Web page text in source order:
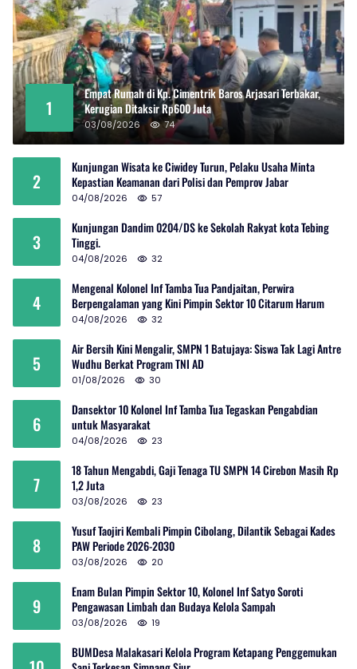
1
Empat Rumah di Kp. Cimentrik Baros Arjasari Terbakar,
Kerugian Ditaksir Rp600 Juta
03/08/2026 74
2
Kunjungan Wisata ke Ciwidey Turun, Pelaku Usaha Minta
Kepastian Keamanan dari Polisi dan Pemprov Jabar
04/08/2026 57
3
Kunjungan Dandim 0204/DS ke Sekolah Rakyat kota Tebing
Tinggi.
04/08/2026 32
4
Mengenal Kolonel Inf Tamba Tua Pandjaitan, Perwira
Berpengalaman yang Kini Pimpin Sektor 10 Citarum Harum
04/08/2026 32
5
Air Bersih Kini Mengalir, SMPN 1 Batujaya: Siswa Tak Lagi Antre
Wudhu Berkat Program TNI AD
01/08/2026 30
6
Dansektor 10 Kolonel Inf Tamba Tua Tegaskan Pengabdian
untuk Masyarakat
04/08/2026 23
7
18 Tahun Mengabdi, Gaji Tenaga TU SMPN 14 Cirebon Masih Rp
1,2 Juta
03/08/2026 23
8
Yusuf Taojiri Kembali Pimpin Cibolang, Dilantik Sebagai Kades
PAW Periode 2026-2030
03/08/2026 20
9
Enam Bulan Pimpin Sektor 10, Kolonel Inf Satyo Soroti
Pengawasan Limbah dan Budaya Kelola Sampah
03/08/2026 19
BUMDesa Malakasari Kelola Program Ketapang Penggemukan